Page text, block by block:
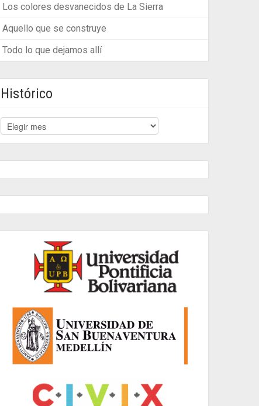
Los colores desvanecidos de La Sierra
Aquello que se construye
Todo lo que dejamos allí
Histórico